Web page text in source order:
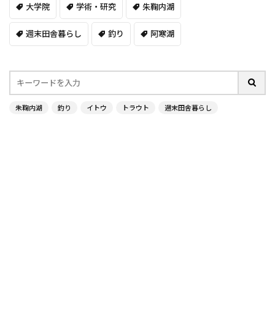
大学院 学術・研究 朱鞠内湖
週末田舎暮らし 釣り 阿寒湖
朱鞠内湖 釣り イトウ トラウト 週末田舎暮らし